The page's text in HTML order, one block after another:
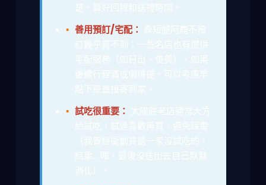
善用預訂/宅配：
試吃很重要：